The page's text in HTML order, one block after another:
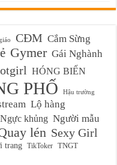
CĐM Cắm Sừng
Gymer Gái Nghành
HÓNG BIẾN
PHỐ
Hậu trường
Lộ hàng
Ngực khủng Người mẫu
lén Sexy Girl
trang TikToker TNGT